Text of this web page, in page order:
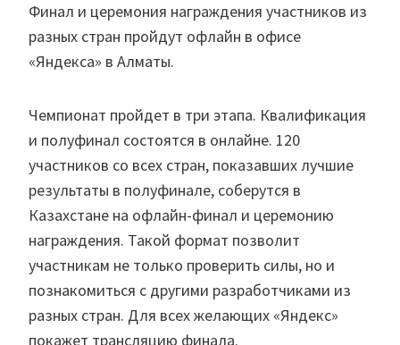
Финал и церемония награждения участников из
разных стран пройдут офлайн в офисе
«Яндекса» в Алматы.
Чемпионат пройдет в три этапа. Квалификация
и полуфинал состоятся в онлайне. 120
участников со всех стран, показавших лучшие
результаты в полуфинале, соберутся в
Казахстане на офлайн-финал и церемонию
награждения. Такой формат позволит
участникам не только проверить силы, но и
познакомиться с другими разработчиками из
разных стран. Для всех желающих «Яндекс»
покажет трансляцию финала.